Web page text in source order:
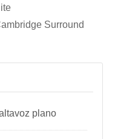
Surround
plano